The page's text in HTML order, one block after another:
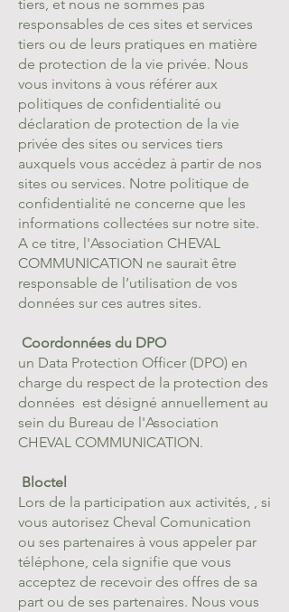
tiers, et nous ne sommes pas
responsables de ces sites et services
tiers ou de leurs pratiques en matière
de protection de la vie privée. Nous
vous invitons à vous référer aux
politiques de confidentialité ou
déclaration de protection de la vie
privée des sites ou services tiers
auxquels vous accédez à partir de nos
sites ou services. Notre politique de
confidentialité ne concerne que les
informations collectées sur notre site.
A ce titre, l'Association CHEVAL
COMMUNICATION ne saurait être
responsable de l’utilisation de vos
données sur ces autres sites.
Coordonnées du DPO
un Data Protection Officer (DPO) en
charge du respect de la protection des
données est désigné annuellement au
sein du Bureau de l'Association
CHEVAL COMMUNICATION.
Bloctel
Lors de la participation aux activités, , si
vous autorisez Cheval Comunication
ou ses partenaires à vous appeler par
téléphone, cela signifie que vous
acceptez de recevoir des offres de sa
part ou de ses partenaires. Nous vous